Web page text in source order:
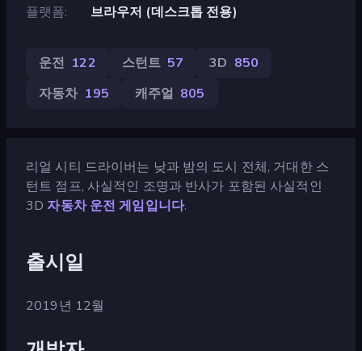
플랫폼
브라우저 (데스크톱 전용)
운전 122 스턴트 57 3D 850
자동차 195 캐주얼 805
리얼 시티 드라이버는 낮과 밤의 도시 전체, 거대한 스
턴트 점프, 사실적인 조명과 반사가 포함된 사실적인
3D자동차 운전 게임입니다.
출시일
2019년 12월